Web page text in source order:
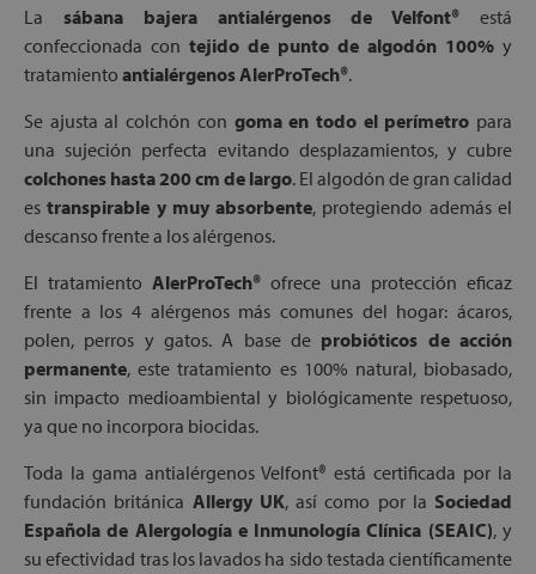
La sábana bajera antialérgenos de Velfont® está
confeccionada con tejido de punto de algodón 100% y
tratamiento antialérgenos AlerProTech®.
Se ajusta al colchón con goma en todo el perímetro para
una sujeción perfecta evitando desplazamientos, y cubre
colchones hasta 200 cm de largo. El algodón de gran calidad
estranspirable y muy absorbente, protegiendo además el
descanso frente a los alérgenos.
El tratamiento AlerProTech® ofrece una protección eficaz
frente a los 4 alérgenos más comunes del hogar: ácaros,
polen, perros y gatos. A base de probióticos de acción
permanente, este tratamiento es 100% natural, biobasado,
sin impacto medioambiental y biológicamente respetuoso,
ya que no incorpora biocidas.
Toda la gama antialérgenos Velfont® está certificada por la
fundación británica Allergy UK, así como por la Sociedad
Española de Alergología e Inmunología Clínica (SEAIC), y
su efectividad tras los lavados ha sido testada científicamente